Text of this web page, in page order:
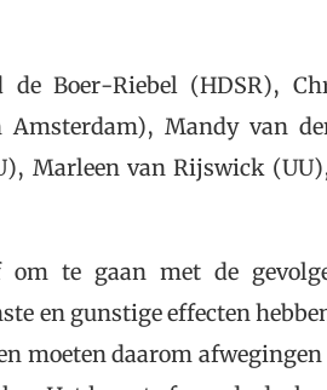
Boer-Riebel (HDSR),
Mandy van
Marleen van Rijswick
om te gaan met de
en gunstige effecten
moeten daarom